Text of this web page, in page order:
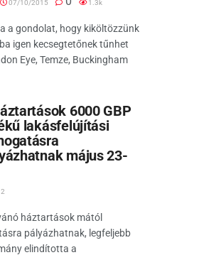
07/10/2015 1.3k
a gondolat, hogy kiköltözzünk
igen kecsegtetőnek tűnhet
Eye, Temze, Buckingham
6000 GBP
lakásfelújítási
május 23-
háztartások mától
pályázhatnak, legfeljebb
elindította a